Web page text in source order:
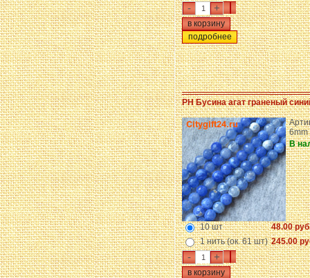
- +
подробнее
PH Бусина агат граненый
6mm
В
10 шт
48.00
1 нить (ок. 61 шт) 245.00
- +